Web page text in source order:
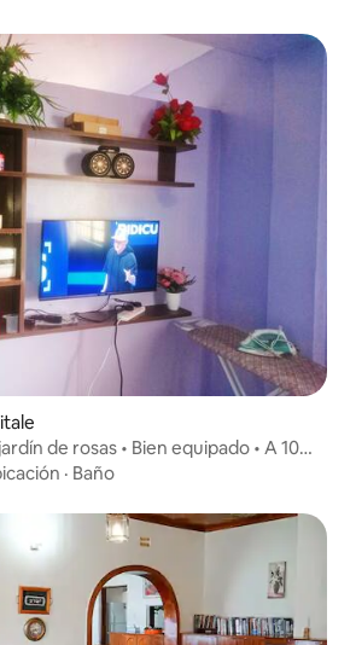
de rosas • Bien equipado • A 10
· Baño